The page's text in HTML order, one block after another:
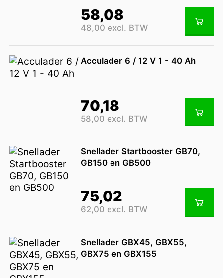
58,08
48,00 excl. BTW
Acculader 6 / 12 V 1 - 40 Ah
70,18
58,00 excl. BTW
Snellader Startbooster GB70,
GB150 en GB500
75,02
62,00 excl. BTW
Snellader GBX45, GBX55,
GBX75 en GBX155